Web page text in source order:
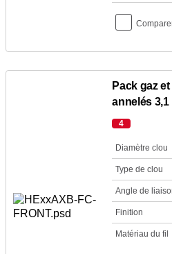
Pack gaz
annelés
4
Diamètre clou
Type de clou
Angle de
Finition
Matériau du fil